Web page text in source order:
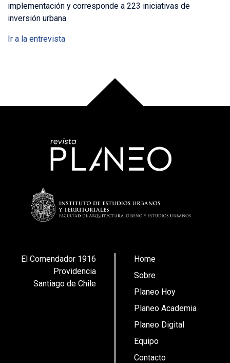
implementación y corresponde a 223 iniciativas de
inversión urbana.
Ir a la entrevista
El Comendador 1916
Providencia
Santiago de Chile
Home
Sobre
Planeo Hoy
Planeo Academia
Planeo Digital
Equipo
Contacto